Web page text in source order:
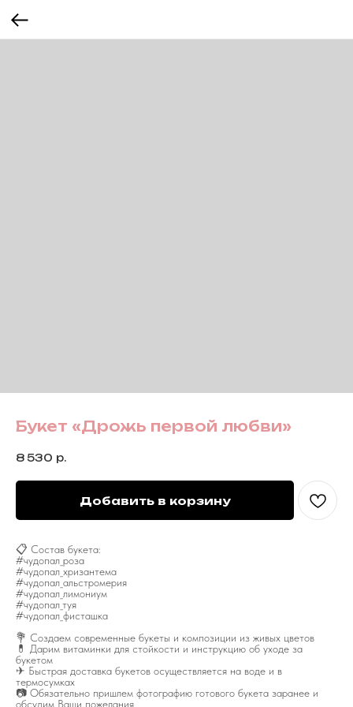
Букет «Дрожь первой любви»
8 530 р.
Добавить в корзину
📋 Состав букета:
#чудопал_роза
#чудопал_хризантема
#чудопал_альстромерия
#чудопал_лимониум
#чудопал_туя
#чудопал_фисташка
💐 Создаем современные букеты и композиции из живых цветов
💊 Дарим витаминки для стойкости и инструкцию об уходе за
букетом
✈ Быстрая доставка букетов осуществляется на воде и в
термосумках
📷 Обязательно пришлем фотографию готового букета заранее и
обсудим Ваши пожелания